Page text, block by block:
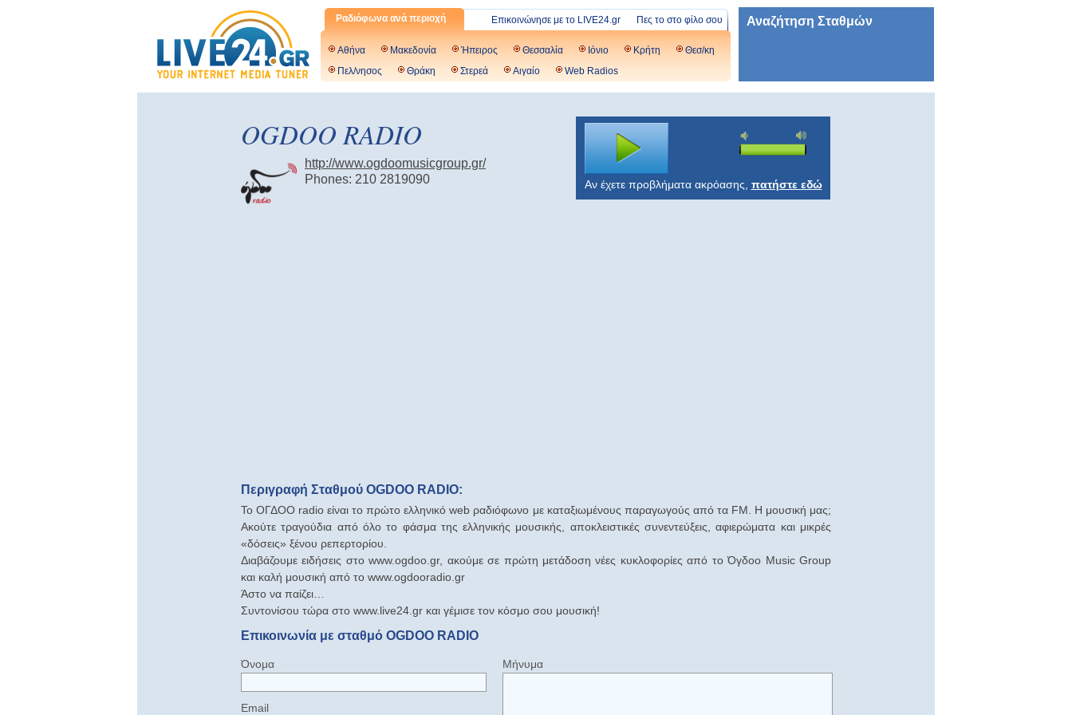
Ραδιόφωνα ανά περιοχή Πες το στο φίλο σου
Επικοινώνησε με το LIVE24.gr
Αθήνα Μακεδονία Ήπειρος Θεσσαλία Ιόνιο Κρήτη
Θεσ/κη
Πελ/νησος
Θράκη Στερεά Αιγαίο Web Radios
Αναζήτηση Σταθμών
OGDOO RADIO
http://www.ogdoomusicgroup.gr/
Phones: 210 2819090
Αν έχετε προβλήματα ακρόασης, πατήστε εδώ
Περιγραφή Σταθμού OGDOO RADIO:
Το ΟΓΔΟΟ radio είναι το πρώτο ελληνικό web ραδιόφωνο με καταξιωμένους παραγωγούς από τα FM. Η μουσική μας;
Ακούτε τραγούδια από όλο το φάσμα της ελληνικής μουσικής, αποκλειστικές συνεντεύξεις, αφιερώματα και μικρές
«δόσεις» ξένου ρεπερτορίου.
Διαβάζουμε ειδήσεις στο www.ogdoo.gr, ακούμε σε πρώτη μετάδοση νέες κυκλοφορίες από το Όγδοο Music Group
και καλή μουσική από το www.ogdooradio.gr
Άστο να παίζει…
Συντονίσου τώρα στο www.live24.gr και γέμισε τον κόσμο σου μουσική!
Επικοινωνία με σταθμό OGDOO RADIO
Όνομα
Email
Μήνυμα